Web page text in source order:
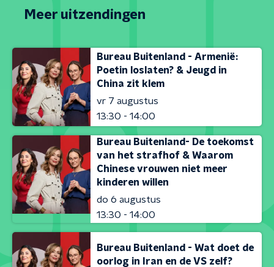
Meer uitzendingen
Bureau Buitenland - Armenië:
Poetin loslaten? & Jeugd in
China zit klem
vr 7 augustus
13:30 - 14:00
Bureau Buitenland- De toekomst
van het strafhof & Waarom
Chinese vrouwen niet meer
kinderen willen
do 6 augustus
13:30 - 14:00
Bureau Buitenland - Wat doet de
oorlog in Iran en de VS zelf?